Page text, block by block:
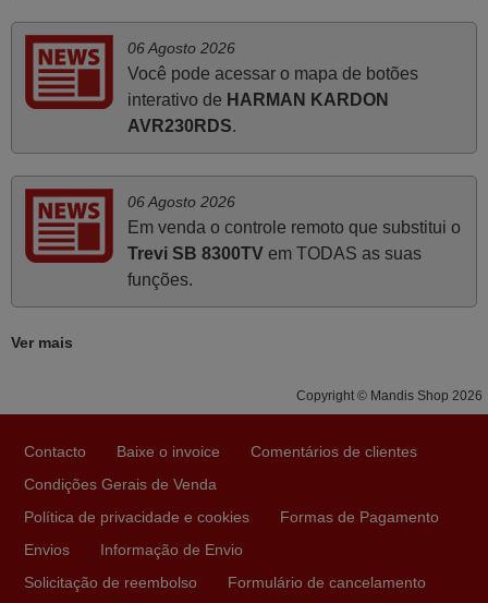
Março 2026
deixar aqui o meu testemunho sobre a experiência que
tive com a vossa Empresa durante a minha encomenda
supra: Acolhimento da encomenda, informação ao
cliente, clareza de instruções durante o processo,
Sinceramente, faço votos para que assim continuem, pois
relação online com o cliente seja tão prática e eficiente
cumprimentos.
PORTUGAL
Julho 2025
06 Agosto 2026
Você pode acessar o mapa de botões
interativo de HARMAN KARDON
AVR230RDS.
06 Agosto 2026
Em venda o controle remoto que substitui o
Trevi SB 8300TVem TODAS as suas
funções.
Ver mais
Copyright © Mandis Shop 2026
Contacto Baixe o invoice
Comentários de clientes
Condições Gerais de Venda
Política de privacidade e cookies
Formas de Pagamento
Envios
Informação de Envio
Solicitação de reembolso
Formulário de cancelamento